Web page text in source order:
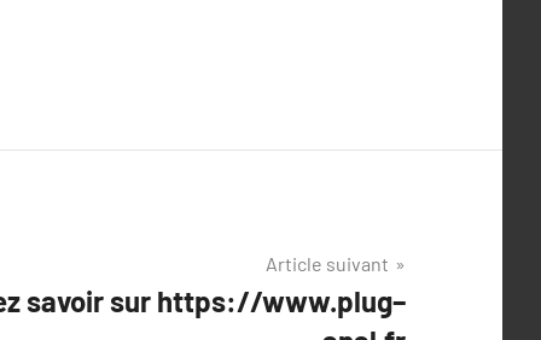
Article suivant
savoir sur https://www.plug–